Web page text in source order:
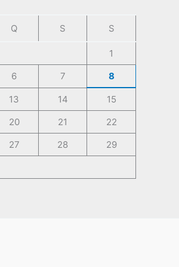
Q S S
1
6 7 8
13 14
15
20 21
22
27 28
29